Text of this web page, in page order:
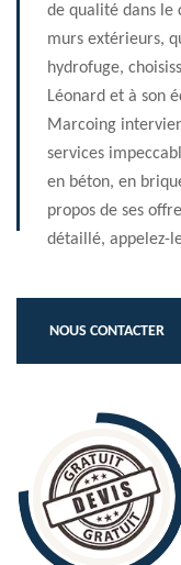
de qualité dans le
murs extérieurs,
hydrofuge,
Léonard et à son
Marcoing
services
en béton, en
propos de ses
détaillé, appelez-
NOUS CONTACTER